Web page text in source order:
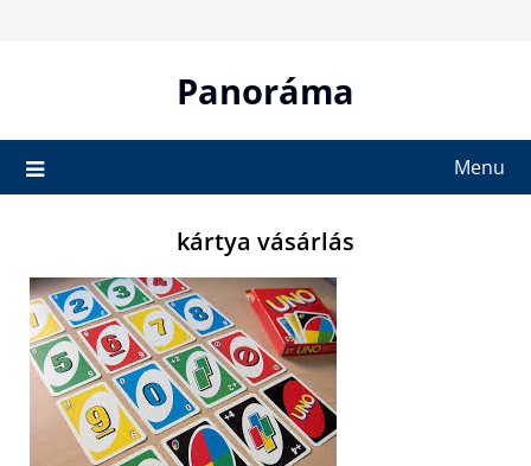
Panoráma
Menu
kártya vásárlás